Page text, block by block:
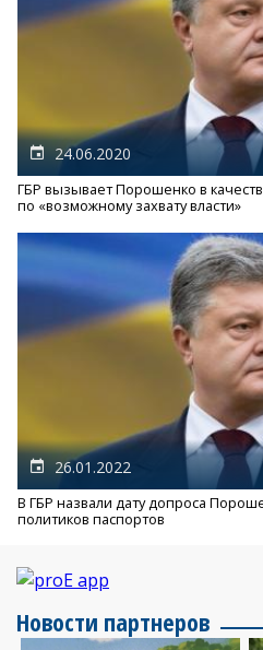
24.06.2020
ГБР вызывает Порошенко в
по «возможному захвату власти»
26.01.2022
В ГБР назвали дату допроса
политиков паспортов
Новости партнеров